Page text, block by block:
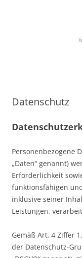
Datenschutz
Personenbezogene
„Daten“ genannt)
Erforderlichkeit
funktionsfähigen
inklusive seiner
Leistungen,
Gemäß Art. 4 Ziffer
der Datenschutz-